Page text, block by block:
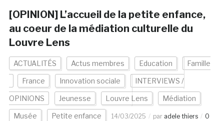
[OPINION] L’accueil de la petite enfance,
au coeur de la médiation culturelle du
Louvre Lens
ACTUALITÉS Actus membres Education Famille
France Innovation sociale INTERVIEWS /
OPINIONS Jeunesse Louvre Lens Médiation
Musée Petite enfance 14/03/2025 par adele thiers
0